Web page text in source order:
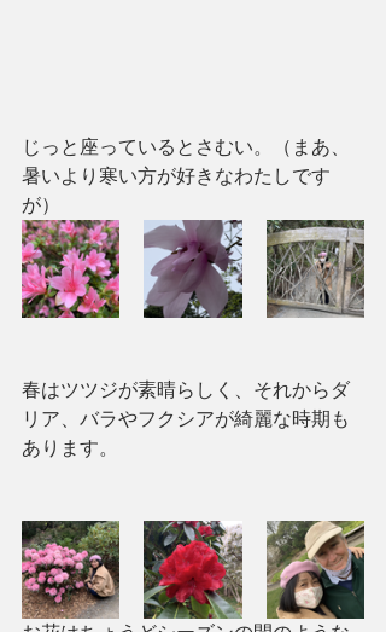
じっと座っているとさむい。（まあ、
暑いより寒い方が好きなわたしです
が）
春はツツジが素晴らしく、それからダ
リア、バラやフクシアが綺麗な時期も
あります。